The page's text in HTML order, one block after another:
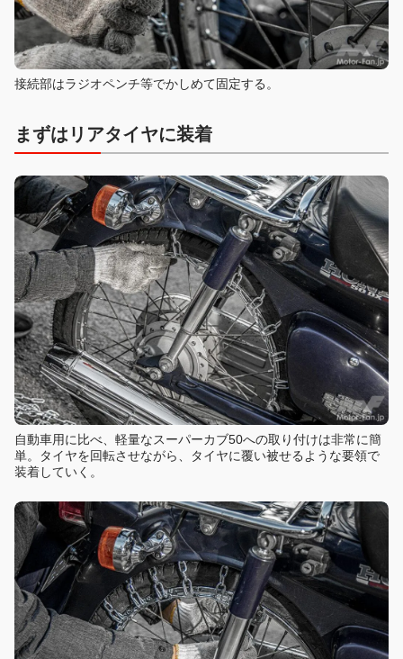
接続部はラジオペンチ等でかしめて固定する。
まずはリアタイヤに装着
自動車用に比べ、軽量なスーパーカブ50への取り付けは非常に簡
単。タイヤを回転させながら、タイヤに覆い被せるような要領で
装着していく。